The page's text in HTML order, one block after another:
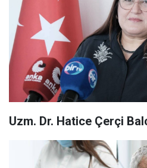
Uzm. Dr. Hatice Çerçi